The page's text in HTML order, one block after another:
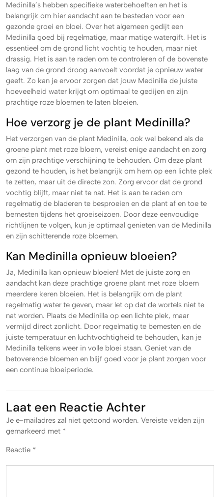
Medinilla’s hebben specifieke waterbehoeften en het is
belangrijk om hier aandacht aan te besteden voor een
gezonde groei en bloei. Over het algemeen gedijt een
Medinilla goed bij regelmatige, maar matige watergift. Het is
essentieel om de grond licht vochtig te houden, maar niet
drassig. Het is aan te raden om te controleren of de bovenste
laag van de grond droog aanvoelt voordat je opnieuw water
geeft. Zo kan je ervoor zorgen dat jouw Medinilla de juiste
hoeveelheid water krijgt om optimaal te gedijen en zijn
prachtige roze bloemen te laten bloeien.
Hoe verzorg je de plant Medinilla?
Het verzorgen van de plant Medinilla, ook wel bekend als de
groene plant met roze bloem, vereist enige aandacht en zorg
om zijn prachtige verschijning te behouden. Om deze plant
gezond te houden, is het belangrijk om hem op een lichte plek
te zetten, maar uit de directe zon. Zorg ervoor dat de grond
vochtig blijft, maar niet te nat. Het is aan te raden om
regelmatig de bladeren te besproeien en de plant af en toe te
bemesten tijdens het groeiseizoen. Door deze eenvoudige
richtlijnen te volgen, kun je optimaal genieten van de Medinilla
en zijn schitterende roze bloemen.
Kan Medinilla opnieuw bloeien?
Ja, Medinilla kan opnieuw bloeien! Met de juiste zorg en
aandacht kan deze prachtige groene plant met roze bloem
meerdere keren bloeien. Het is belangrijk om de plant
regelmatig water te geven, maar let op dat de wortels niet te
nat worden. Plaats de Medinilla op een lichte plek, maar
vermijd direct zonlicht. Door regelmatig te bemesten en de
juiste temperatuur en luchtvochtigheid te behouden, kan je
Medinilla telkens weer in volle bloei staan. Geniet van de
betoverende bloemen en blijf goed voor je plant zorgen voor
een continue bloeiperiode.
Laat een Reactie Achter
Je e-mailadres zal niet getoond worden. Vereiste velden zijn
gemarkeerd met *
Reactie *